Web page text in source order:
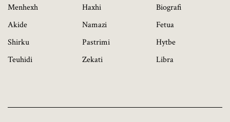
Menhexh
Akide
Shirku
Teuhidi
Haxhi
Namazi
Pastrimi
Zekati
Biografi
Fetua
Hytbe
Libra